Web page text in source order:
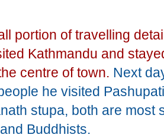
portion of travelling
Kathmandu and
centre of town. Next
he visited
stupa, both are most
Buddhists.